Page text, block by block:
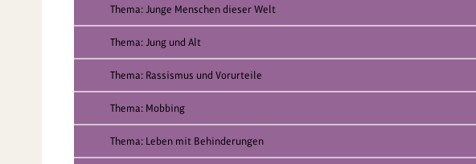
Thema: Junge Menschen dieser Welt
Thema: Jung und Alt
Thema: Rassismus und Vorurteile
Thema: Mobbing
Thema: Leben mit Behinderungen